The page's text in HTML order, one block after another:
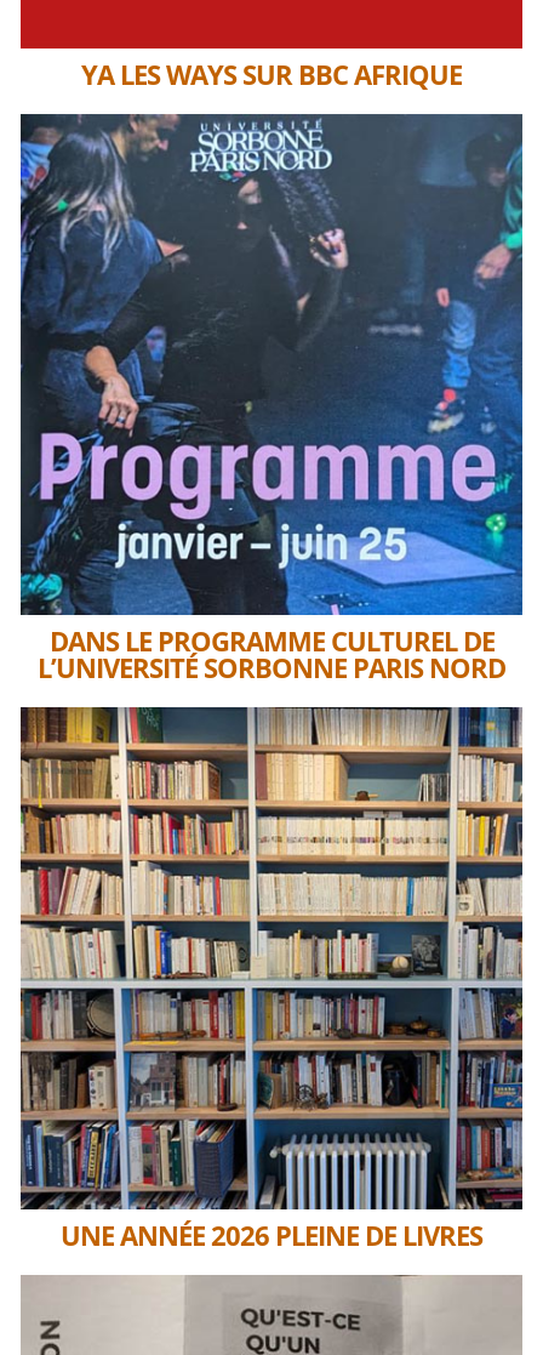
YA LES WAYS SUR BBC AFRIQUE
DANS LE PROGRAMME CULTUREL DE
L’UNIVERSITÉ SORBONNE PARIS NORD
UNE ANNÉE 2026 PLEINE DE LIVRES